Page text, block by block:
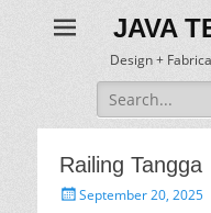
JAVA
Design +
Search
for:
Railing Tangga
PostedSeptember 20, 2025